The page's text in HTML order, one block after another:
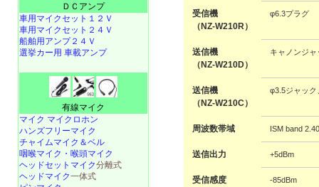
受信機
（NZ-W210R）
φ6.3プラグ
送信機
（NZ-W210D）
キャノンジ
送信機
（NZ-W210C）
φ3.5ジャック
周波数帯域 ISM band
送信出力 +5dBm
受信感度 -85dBm
ＤＣアンプ
車用マイクセット１２Ｖ
車用マイクセット２４Ｖ
船舶用アンプ２４Ｖ
選挙カー用 車載アンプ
有線マイク
マイク マイクロホン
ハンズフリーマイク
チャイムマイク＆ベル
咽喉マイク・喉頭マイク
ヘッドセットマイク分離式
ヘッドマイク一体式